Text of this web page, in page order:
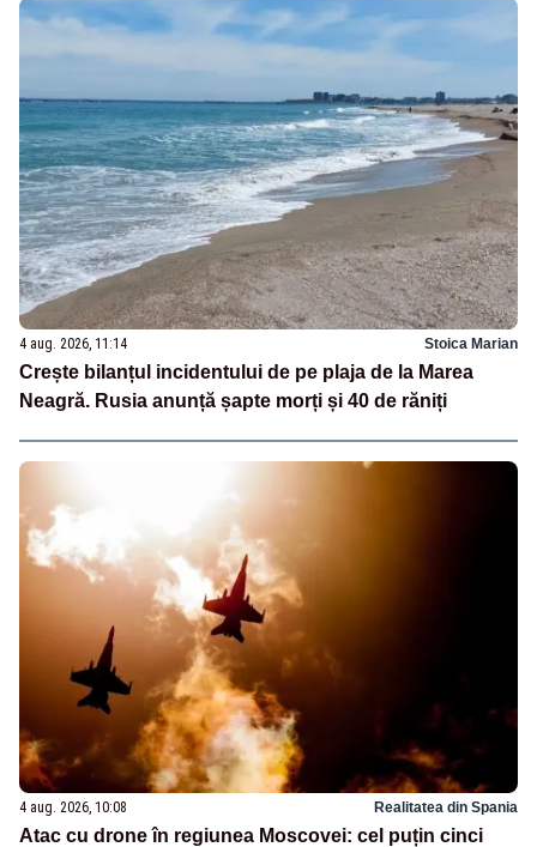
4 aug. 2026, 11:14 Stoica Marian
Crește bilanțul incidentului de pe plaja de la Marea
Neagră. Rusia anunță șapte morți și 40 de răniți
4 aug. 2026, 10:08 Realitatea din Spania
Atac cu drone în regiunea Moscovei: cel puțin cinci